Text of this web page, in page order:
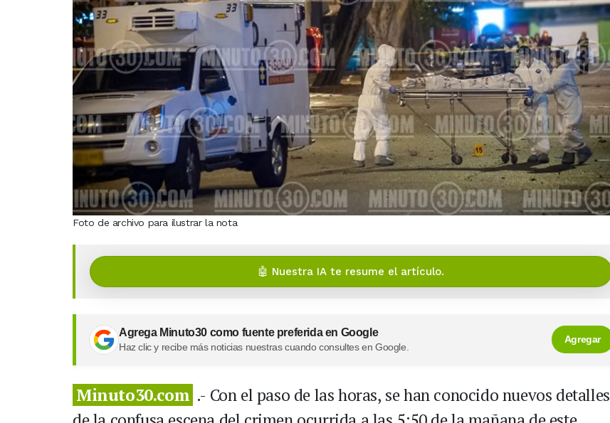
Foto de archivo para ilustrar la nota
🤖 Nuestra IA te resume el artículo.
Agrega Minuto30 como fuente preferida en Google
Haz clic y recibe más noticias nuestras cuando consultes en Google.
Agregar
Minuto30.com .- Con el paso de las horas, se han conocido nuevos detalles